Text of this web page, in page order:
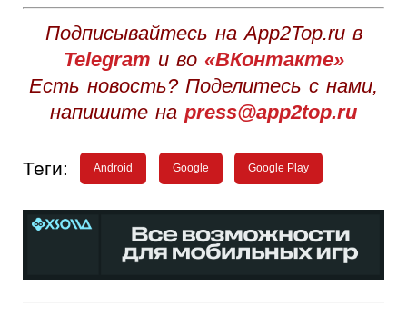
Подписывайтесь на App2Top.ru в
Telegram и во «ВКонтакте»
Есть новость? Поделитесь с нами,
напишите на press@app2top.ru
Теги: Android Google Google Play